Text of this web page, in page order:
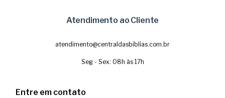
Atendimento ao Cliente
atendimento@centraldasbiblias.com.br
Seg - Sex: 08h às 17h
Entre em contato